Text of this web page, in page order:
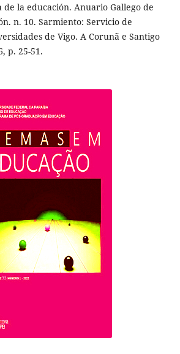
la educación. Anuario Gallego de
n. 10. Sarmiento: Servicio de
de Vigo. A Corunã e Santigo
p. 25-51.